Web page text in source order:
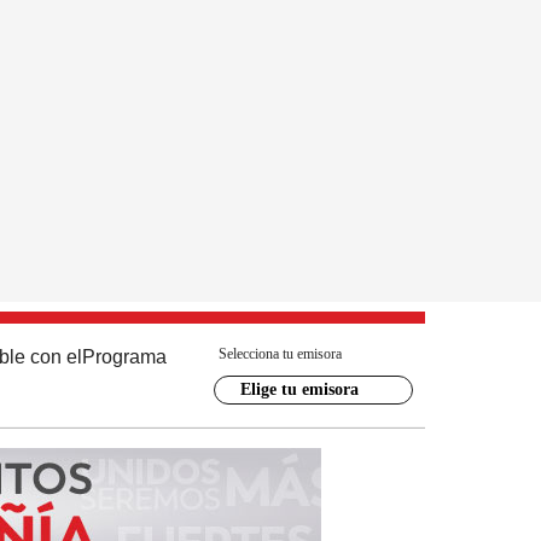
con el Programa Selecciona tu emisora
Elige tu emisora